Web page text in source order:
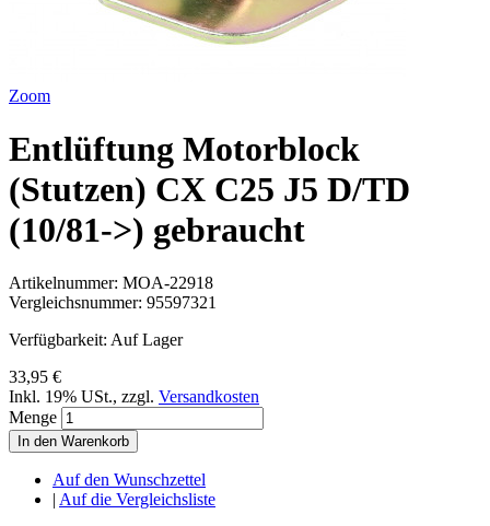
Zoom
Entlüftung Motorblock
(Stutzen) CX C25 J5 D/TD
(10/81->) gebraucht
Artikelnummer: MOA-22918
Vergleichsnummer: 95597321
Verfügbarkeit: Auf Lager
33,95 €
Inkl. 19% USt., zzgl. Versandkosten
Menge
In den Warenkorb
Auf den Wunschzettel
| Auf die Vergleichsliste